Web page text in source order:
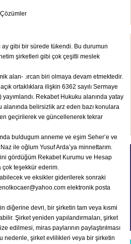
ay gibi bir sürede tükendi. Bu durumun
şirketleri gibi çok çeşitli meslek
alan- .ırcan biri olmaya devam etmektedir.
ortaklıklara ilişkin 6362 sayılı Sermaye
Rekabet Hukuku alanında yatay
alanında belirsizlik arz eden bazı konulara
geçirilerek ve güncellenerek tekrar
buldugum anneme ve eşim Seher’e ve
ile oğlum Yusuf Arda’ya minnettarım.
gördüğüm Rekabet Kurumu ve Hesap
çok teşekkür ederim.
ve eksikler giderilerek sonraki
elektronik posta
diğerine devri, bir şirketin tam veya kısmi
Şirket yeniden yapılandırmaları, şirket
edilmesi, miras paylarının paylaştırılması
nedenle, şirket evlilikleri veya bir şirketin